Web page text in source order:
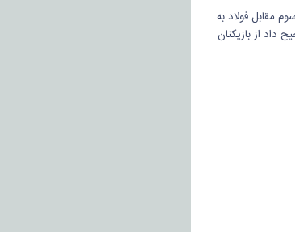
مقابل فولاد به
داد از بازیکنان